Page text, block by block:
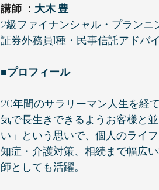
講師 ： 大木 豊
2級ファイナンシャル・プランニ
証券外務員1種・民事信託アドバ
■プロフィール
20年間のサラリーマン人生を経
気で長生きできるようお客様と
い」という思いで、個人のライ
知症・介護対策、相続まで幅広
師としても活躍。